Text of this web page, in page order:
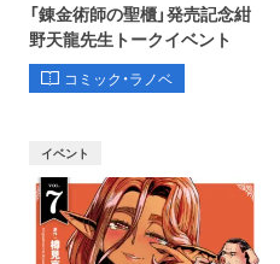
「錬金術師の聖櫃」発売記念紺
野天龍先生トークイベント
コミック・ラノベ
イベント